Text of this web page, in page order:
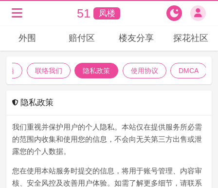
51 凤楼
外围 赔付区 楼友分享 探花社区
题 联络我们 隐私政策 使用协议 DMCA
隐私政策
我们重视并保护用户的个人隐私。本站仅在提供服务所必需
的范围内收集和使用您的信息，不会向无关第三方出售或泄
露您的个人数据。
您在使用本站服务时提交的信息，将用于账号管理、内容审
核、安全风控及改善用户体验。如需了解更多细节，请联系